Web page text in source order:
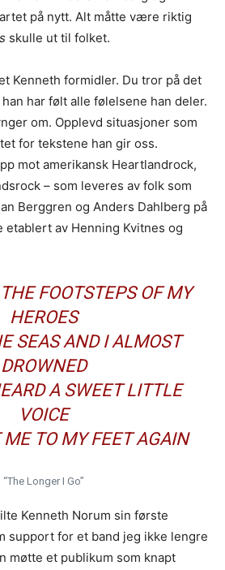
på nytt. Alt måtte være riktig
skulle ut til folket.
Kenneth formidler. Du tror på det
har følt alle følelsene han deler.
om. Opplevd situasjoner som
for tekstene han gir oss.
mot amerikansk Heartlandrock,
– som leveres av folk som
Berggren og Anders Dahlberg på
etablert av Henning Kvitnes og
FOOTSTEPS OF MY
HEROES
SEAS AND I ALMOST
DROWNED
A SWEET LITTLE
VOICE
ME TO MY FEET AGAIN
“The Longer I Go”
Kenneth Norum sin første
support for et band jeg ikke lengre
møtte et publikum som knapt